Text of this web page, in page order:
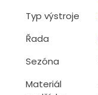
Typ výstroje
Řada
Sezóna
Materiál